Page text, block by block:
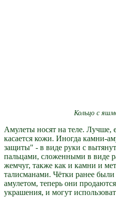
Кольцо с
Амулеты носят на теле. Лучше,
касается кожи. Иногда камни-
защиты" - в виде руки с
пальцами, сложенными в виде
жемчуг, также как и камни и
талисманами. Чётки ранее
амулетом, теперь они
украшения, и могут